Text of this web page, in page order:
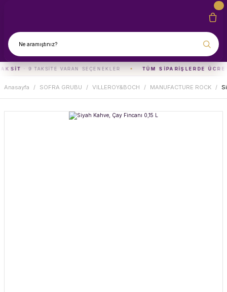
· 9 TAKSITE VARAN SEÇENEKLER TÜM SIPARIŞLERDE
Anasayfa SOFRA GRUBU VILLEROY&BOCH MANUFACTURE ROCK